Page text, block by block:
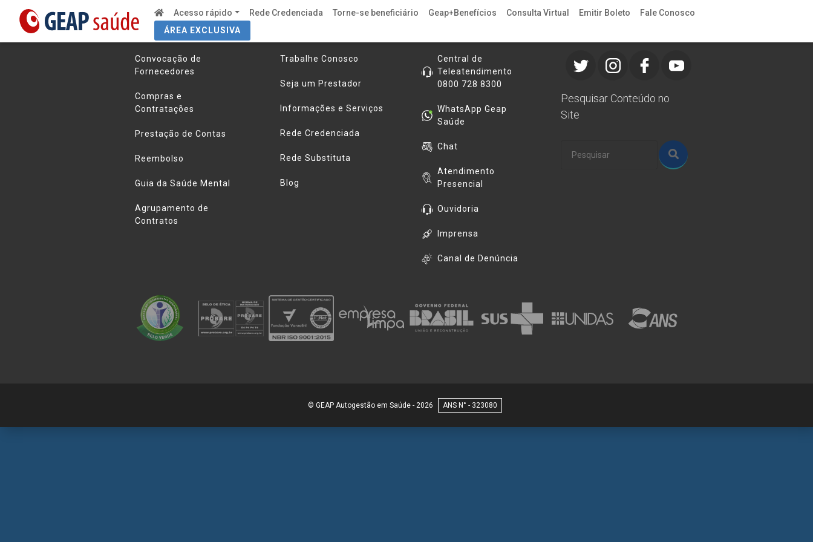
Acesso rápido Rede Credenciada Torne-se beneficiário Geap+Benefícios Consulta Virtual Emitir Boleto
Fale Conosco
ÁREA EXCLUSIVA
Links úteis
Convocação de
Fornecedores
Compras e
Contratações
Prestação de Contas
Reembolso
Guia da Saúde Mental
Agrupamento de
Contratos
Trabalhe Conosco
Seja um Prestador
Informações e Serviços
Rede Credenciada
Rede Substituta
Blog
Central de
Teleatendimento
0800 728 8300
WhatsApp Geap
Saúde
Chat
Atendimento
Presencial
Ouvidoria
Imprensa
Canal de Denúncia
Pesquisar Conteúdo no
Site
© GEAP Autogestão em Saúde - 2026 323080